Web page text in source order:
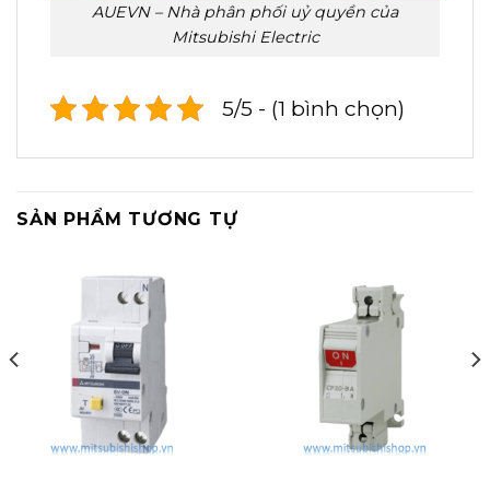
AUEVN – Nhà phân phối uỷ quyền của
Mitsubishi Electric
5/5 - (1 bình chọn)
SẢN PHẨM TƯƠNG TỰ